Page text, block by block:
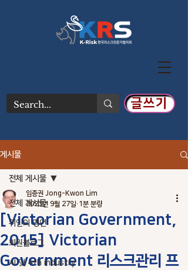
글쓰기
게시물
전체 게시물
위인의 명언
회원블로그
AI 및 4th industry
전체 게시물
[Victorian Government,
2015] Victorian
Government 리스크관리 프
임종권 Jong-Kwon Lim
2023년 9월 27일 1분 분량